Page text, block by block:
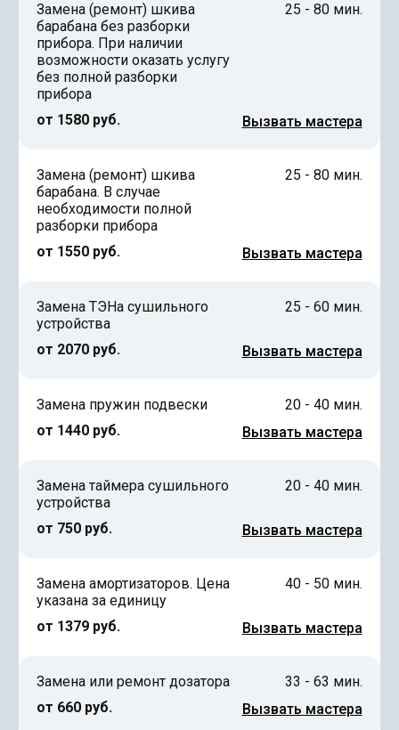
Замена (ремонт) шкива
барабана без разборки
прибора. При наличии
возможности оказать услугу
без полной разборки
прибора
от 1580 руб.
25 - 80 мин.
Вызвать мастера
Замена (ремонт) шкива
барабана. В случае
необходимости полной
разборки прибора
от 1550 руб.
25 - 80 мин.
Вызвать мастера
Замена ТЭНа сушильного
устройства
от 2070 руб.
25 - 60 мин.
Вызвать мастера
Замена пружин подвески
от 1440 руб.
20 - 40 мин.
Вызвать мастера
Замена таймера сушильного
устройства
от 750 руб.
20 - 40 мин.
Вызвать мастера
Замена амортизаторов. Цена
указана за единицу
от 1379 руб.
40 - 50 мин.
Вызвать мастера
Замена или ремонт дозатора
от 660 руб.
33 - 63 мин.
Вызвать мастера